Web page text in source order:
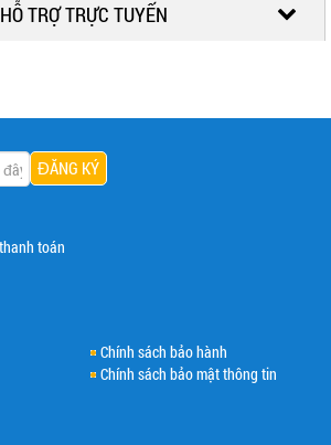
HỖ TRỢ TRỰC TUYẾN
toán
Chính sách bảo hành
Chính sách bảo mật thông tin